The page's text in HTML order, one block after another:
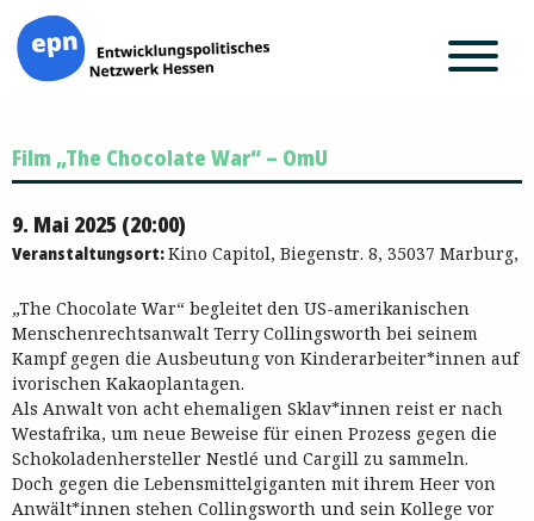
Inhalt
springen
Film „The Chocolate War“ – OmU
9. Mai 2025 (20:00)
Veranstaltungsort:Kino Capitol, Biegenstr. 8, 35037 Marburg,
„The Chocolate War“ begleitet den US-amerikanischen
Menschenrechtsanwalt Terry Collingsworth bei seinem
Kampf gegen die Ausbeutung von Kinderarbeiter*innen auf
ivorischen Kakaoplantagen.
Als Anwalt von acht ehemaligen Sklav*innen reist er nach
Westafrika, um neue Beweise für einen Prozess gegen die
Schokoladenhersteller Nestlé und Cargill zu sammeln.
Doch gegen die Lebensmittelgiganten mit ihrem Heer von
Anwält*innen stehen Collingsworth und sein Kollege vor